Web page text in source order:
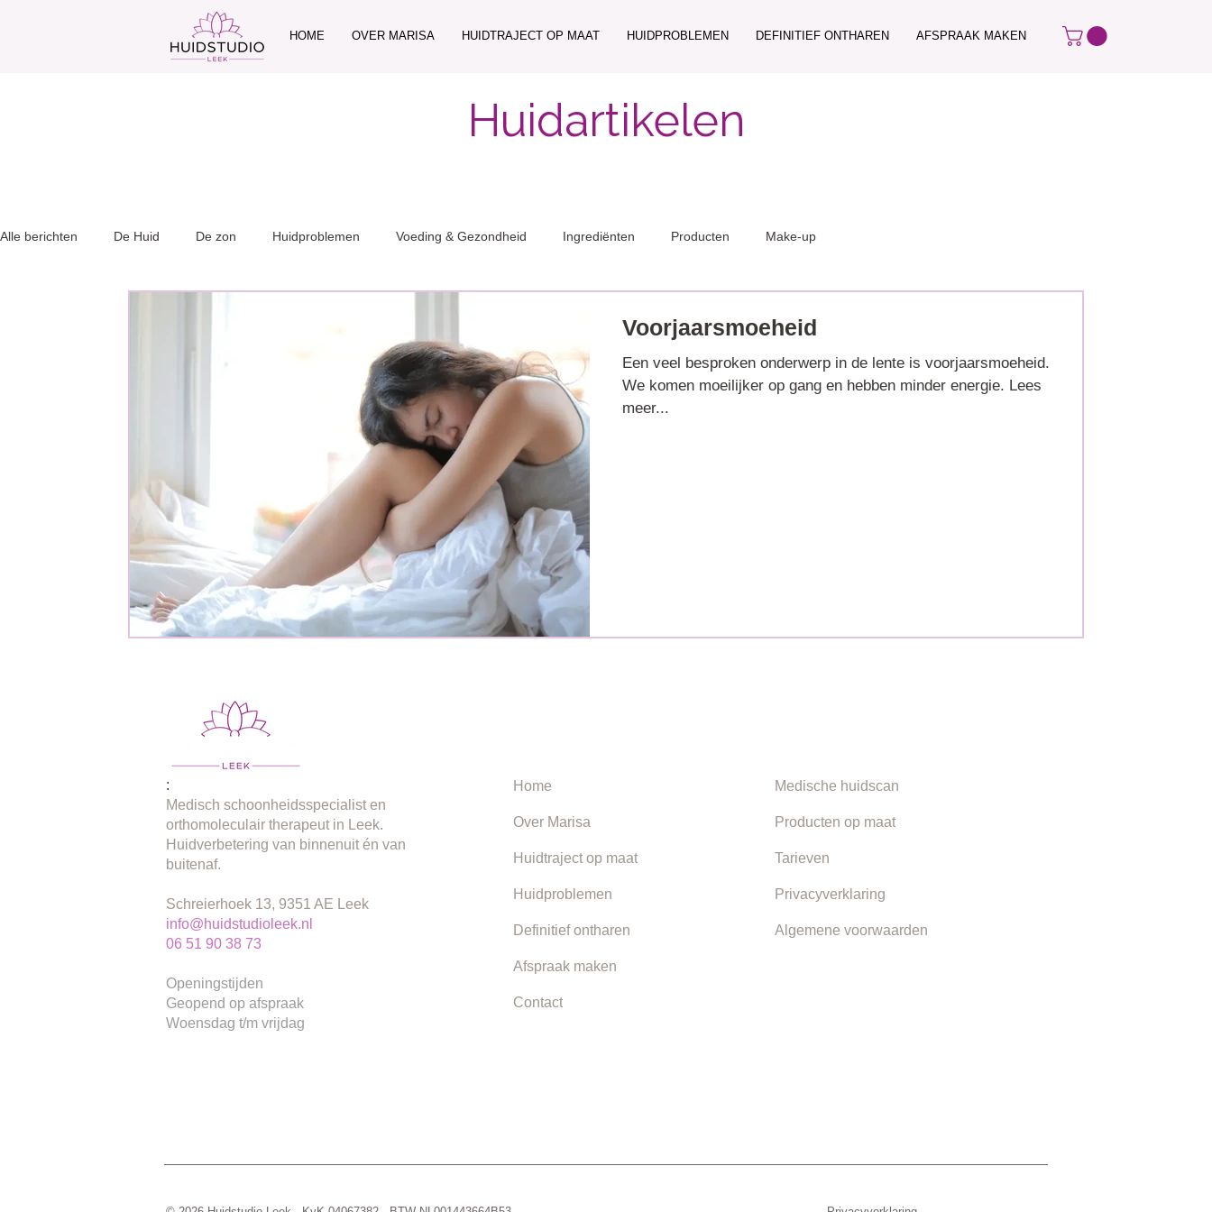
HOME OVER MARISA HUIDTRAJECT OP MAAT HUIDPROBLEMEN DEFINITIEF ONTHAREN AFSPRAAK MAKEN
Huidartikelen
Alle berichten De Huid De zon Huidproblemen Voeding & Gezondheid Ingrediënten Producten Make-up
Voorjaarsmoeheid
Een veel besproken onderwerp in de lente is voorjaarsmoeheid.
We komen moeilijker op gang en hebben minder energie. Lees
meer...
:
Medisch schoonheidsspecialist en
orthomoleculair therapeut in Leek.
Huidverbetering van binnenuit én van
buitenaf.
Schreierhoek 13, 9351 AE Leek
info@huidstudioleek.nl
06 51 90 38 73
Openingstijden
Geopend op afspraak
Woensdag t/m vrijdag
Home
Over Marisa
Huidtraject op maat
Huidproblemen
Definitief ontharen
Afspraak maken
Contact
Medische huidscan
Producten op maat
Tarieven
Privacyverklaring
Algemene voorwaarden